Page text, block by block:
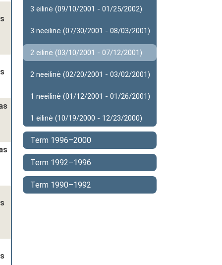
3 eilinė (09/10/2001 - 01/25/2002)
3 neeilinė (07/30/2001 - 08/03/2001)
2 eilinė (03/10/2001 - 07/12/2001)
2 neeilinė (02/20/2001 - 03/02/2001)
1 neeilinė (01/12/2001 - 01/26/2001)
1 eilinė (10/19/2000 - 12/23/2000)
Term 1996–2000
Term 1992–1996
Term 1990–1992